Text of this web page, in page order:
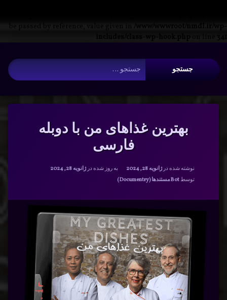
محتوا
آرشیو
جستجو برای:
بهترین غذاهای من با دوبله
فارسی
نوشته شده درژانویه 28, 2024 به روز شده درژانویه 28, 2024
توسطBotدسته بندی ها:
مستندها (Documentry)